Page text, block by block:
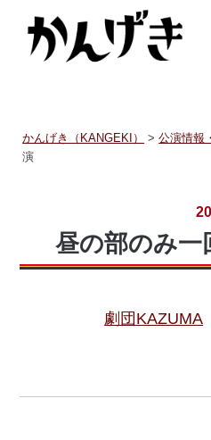
かんげき（KANGEKI） >公演情報
演
昼の部のみ一
劇団KAZUMA